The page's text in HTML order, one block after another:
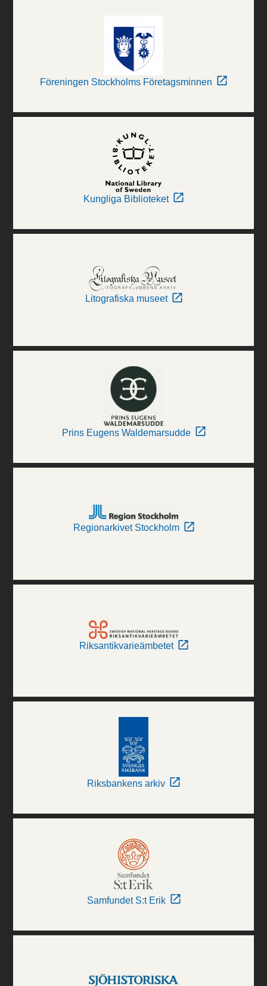
Föreningen Stockholms Företagsminnen
Kungliga Biblioteket
Litografiska museet
Prins Eugens Waldemarsudde
Regionarkivet Stockholm
Riksantikvarieämbetet
Riksbankens arkiv
Samfundet S:t Erik